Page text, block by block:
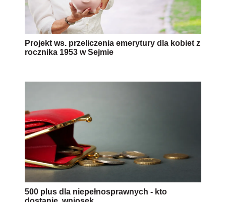
Projekt ws. przeliczenia emerytury dla kobiet z
rocznika 1953 w Sejmie
500 plus dla niepełnosprawnych - kto